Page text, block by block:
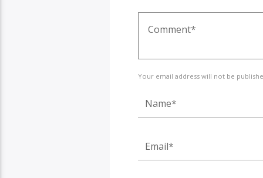
Your email address will not be